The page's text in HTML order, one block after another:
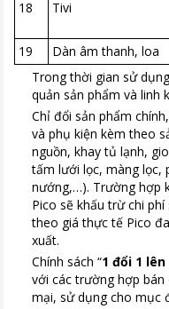
18
Tivi
19
Dàn âm thanh, loa
Trong thời gian sử
quản sản phẩm và linh
Chỉ đổi sản phẩm
và phụ kiện kèm theo
nguồn, khay tủ lạnh,
tấm lưới lọc, màng lọc,
nướng,…). Trường hợp
Pico sẽ khấu trừ chi
theo giá thực tế Pico
xuất.
Chính sách “1 đổi 1
với các trường hợp
mại, sử dụng cho mục